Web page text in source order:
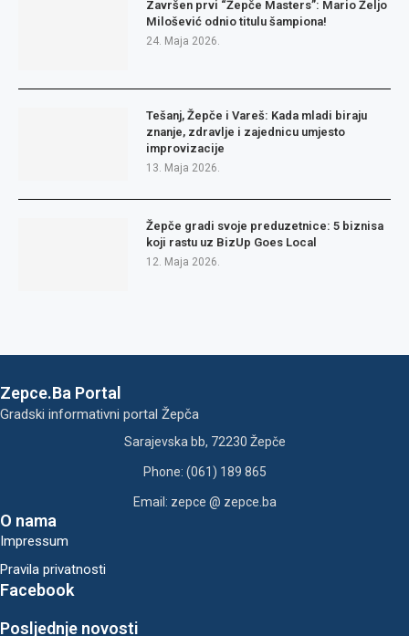
Završen prvi “Žepče Masters”: Mario Željo
Milošević odnio titulu šampiona!
24. Maja 2026.
Tešanj, Žepče i Vareš: Kada mladi biraju
znanje, zdravlje i zajednicu umjesto
improvizacije
13. Maja 2026.
Žepče gradi svoje preduzetnice: 5 biznisa
koji rastu uz BizUp Goes Local
12. Maja 2026.
Zepce.Ba Portal
Gradski informativni portal Žepča
Sarajevska bb, 72230 Žepče
Phone: (061) 189 865
Email: zepce @ zepce.ba
O nama
Impressum
Pravila privatnosti
Facebook
Posljednje novosti